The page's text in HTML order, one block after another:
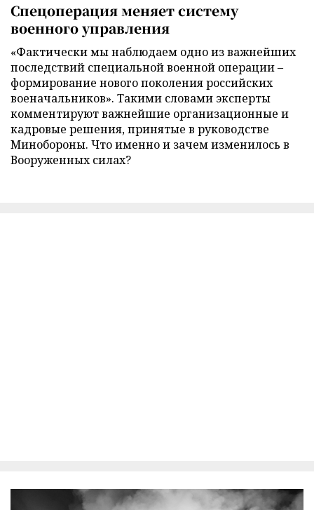
Спецоперация меняет систему
военного управления
«Фактически мы наблюдаем одно из важнейших
последствий специальной военной операции –
формирование нового поколения российских
военачальников». Такими словами эксперты
комментируют важнейшие организационные и
кадровые решения, принятые в руководстве
Минобороны. Что именно и зачем изменилось в
Вооруженных силах?